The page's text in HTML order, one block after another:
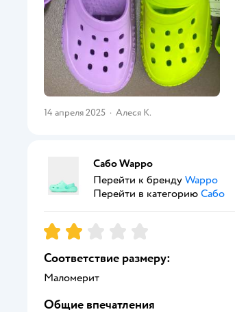
14 апреля 2025 · Алеся К.
Сабо Wappo
Перейти к бренду Wappo
Перейти в категорию Сабо
Рейтинг:2
Соответствие размеру:
Маломерит
Общие впечатления